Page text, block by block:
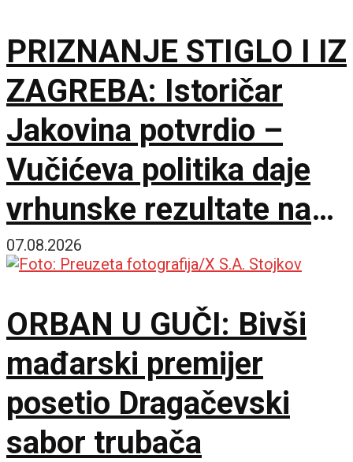
PRIZNANJE STIGLO I IZ
ZAGREBA: Istoričar
Jakovina potvrdio –
Vučićeva politika daje
vrhunske rezultate na
međunarodnoj sceni
07.08.2026
ORBAN U GUČI: Bivši
mađarski premijer
posetio Dragačevski
sabor trubača